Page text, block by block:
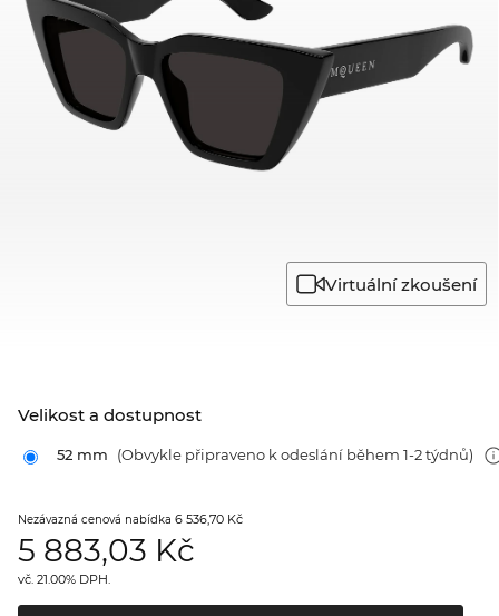
Virtuální zkoušení
Velikost a dostupnost
52 mm (Obvykle připraveno k odeslání během 1-2 týdnů)
Nezávazná cenová nabídka 6 536,70 Kč
5 883,03 Kč
vč. 21.00% DPH.